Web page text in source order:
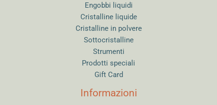
Engobbi liquidi
Cristalline liquide
Cristalline in polvere
Sottocristalline
Strumenti
Prodotti speciali
Gift Card
Informazioni